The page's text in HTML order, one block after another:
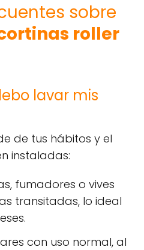
sobre
roller
lavar mis
de tus hábitos y el
instaladas:
fumadores o vives
transitadas, lo ideal
con uso normal, al